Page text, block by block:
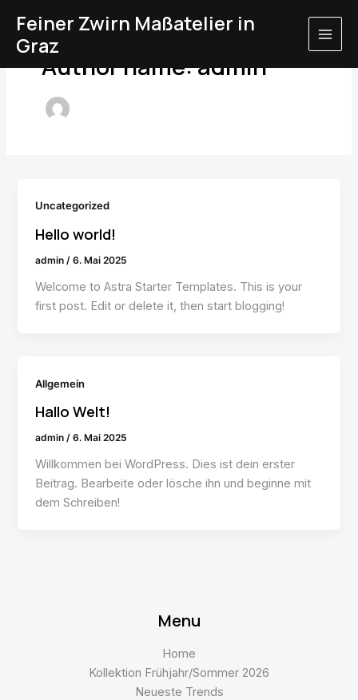
content
Feiner Zwirn Maßatelier in
Graz
Author name: admin
Uncategorized
Hello world!
admin/6. Mai 2025
Welcome to Astra Starter Templates. This is your
first post. Edit or delete it, then start blogging!
Allgemein
Hallo Welt!
admin/6. Mai 2025
Willkommen bei WordPress. Dies ist dein erster
Beitrag. Bearbeite oder lösche ihn und beginne mit
dem Schreiben!
Menu
Home
Kollektion Frühjahr/Sommer 2026
Neueste Trends